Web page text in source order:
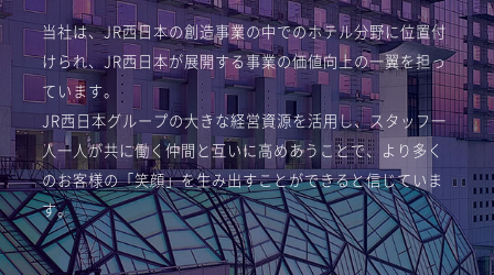
当社は、JR西日本の創造事業の中でのホテル分野に位置付
けられ、JR西日本が展開する事業の価値向上の一翼を担っ
ています。
JR西日本グループの大きな経営資源を活用し、スタッフ一
人一人が共に働く仲間と互いに高めあうことで、 より多く
のお客様の「笑顔」を生み出すことができると信じていま
す。